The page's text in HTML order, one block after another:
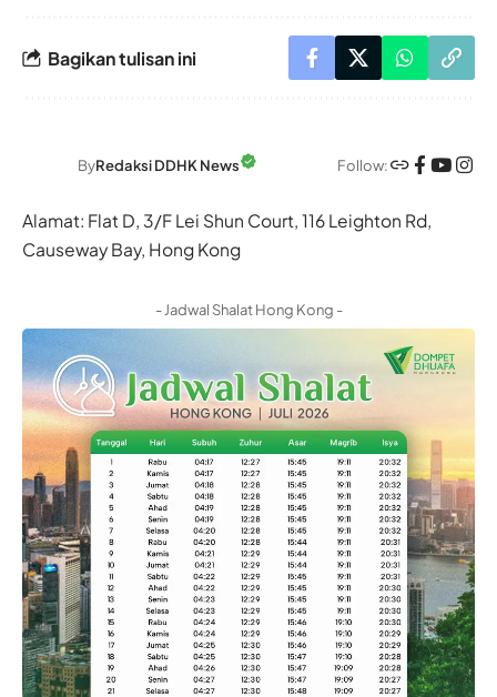
Bagikan tulisan ini
ByRedaksi DDHK News Follow:
Alamat: Flat D, 3/F Lei Shun Court, 116 Leighton Rd,
Causeway Bay, Hong Kong
- Jadwal Shalat Hong Kong -